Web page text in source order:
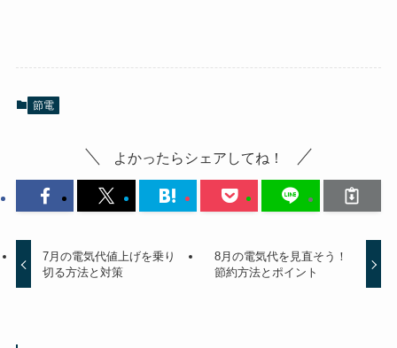
節電
よかったらシェアしてね！
7月の電気代値上げを乗り
切る方法と対策
8月の電気代を見直そう！
節約方法とポイント